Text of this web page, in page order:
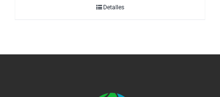
Detalles